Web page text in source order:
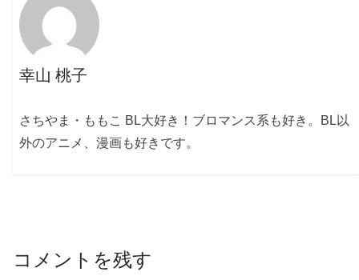
幸山 桃子
さちやま・ももこ BL大好き！ブロマンス系も好き。BL以
外のアニメ、漫画も好きです。
コメントを残す